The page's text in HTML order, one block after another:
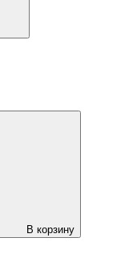
В корзину